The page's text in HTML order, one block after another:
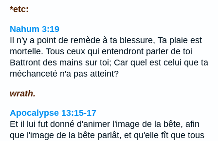
*etc:
Nahum 3:19
Il n'y a point de remède à ta blessure, Ta plaie est
mortelle. Tous ceux qui entendront parler de toi
Battront des mains sur toi; Car quel est celui que ta
méchanceté n'a pas atteint?
wrath.
Apocalypse 13:15-17
Et il lui fut donné d'animer l'image de la bête, afin
que l'image de la bête parlât, et qu'elle fît que tous